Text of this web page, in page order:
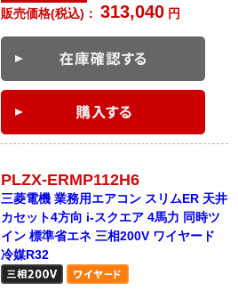
販売価格(税込)：313,040 円
PLZX-ERMP112H6
三菱電機 業務用エアコン スリムER 天井
カセット4方向 i-スクエア 4馬力 同時ツ
イン 標準省エネ 三相200V ワイヤード
冷媒R32